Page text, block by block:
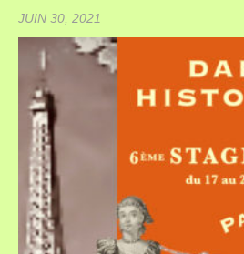
JUIN 30, 2021